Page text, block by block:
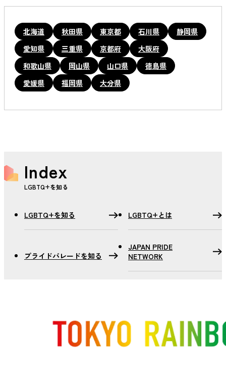
北海道 秋田県 東京都 石川県
静岡県
愛知県
三重県 京都府
大阪府
和歌山県
岡山県 山口県
徳島県
愛媛県
福岡県 大分県
Index
LGBTQ+を知る
LGBTQ+を知る LGBTQ+とは
プライドパレードを知る
JAPAN PRIDE
NETWORK